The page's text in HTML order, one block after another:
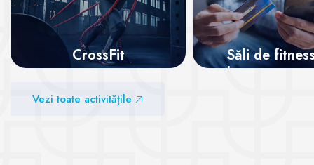
CrossFit
Vezi sălile
Săli de
abonamente
Vezi toate activitățile